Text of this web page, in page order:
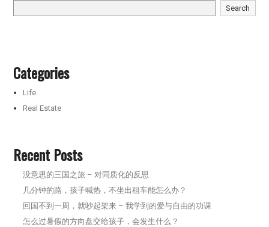
Search
Categories
Life
Real Estate
Recent Posts
没意思的三国之旅 – 对同质化的反思
几分钟的路，孩子喊热，不坐出租车能怎么办？
回国不到一周，就吵起架来 – 我学到的爱与自由的功课
怎么过暑假的方向盘交给孩子，会发生什么？